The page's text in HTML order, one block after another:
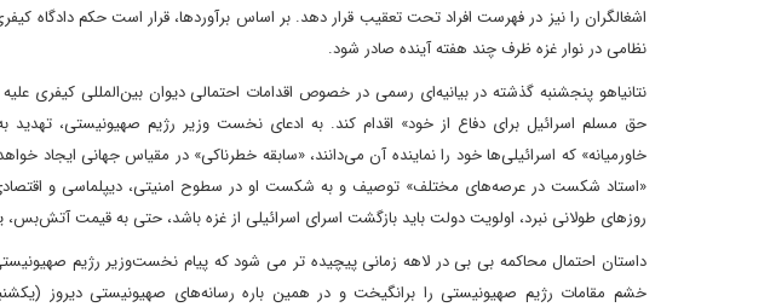
اشغالگران را نیز در فهرست افراد تحت تعقیب قرار دهد. بر اساس برآوردها، قرار است حکم دادگاه
نظامی در نوار غزه ظرف چند هفته آینده صادر شود.
نتانیاهو پنجشنبه گذشته در بیانیه‌ای رسمی در خصوص اقدامات احتمالی دیوان بین‌المللی کیفری
حق مسلم اسرائیل برای دفاع از خود» اقدام کند. به ادعای نخست وزیر رژیم صهیونیستی، تهدید
خاورمیانه» که اسرائیلی‌ها خود را نماینده آن می‌دانند، «سابقه خطرناکی» در مقیاس جهانی ایجاد خواهد
«استاد شکست در عرصه‌های مختلف» توصیف و به شکست او در سطوح امنیتی، دیپلماسی و
روزهای طولانی نبرد، اولویت دولت باید بازگشت اسرای اسرائیلی از غزه باشد، حتی به قیمت آتش‌بس،
داستان احتمال محاکمه بی بی در لاهه زمانی پیچیده تر می شود که پیام نخست‌وزیر رژیم
خشم مقامات رژیم صهیونیستی را برانگیخت‌ و در همین باره رسانه‌های صهیونیستی دیروز